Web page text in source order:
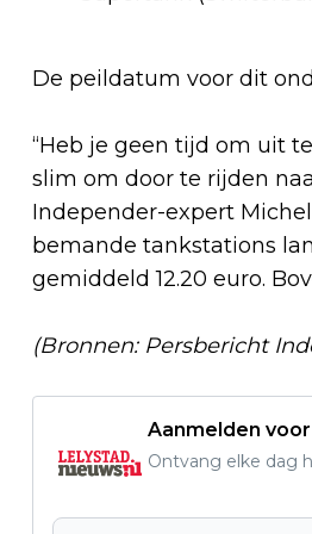
De peildatum voor dit
“Heb je geen tijd om uit
slim om door te rijden
Independer-expert
bemande tankstations
gemiddeld 12.20 euro.
(Bronnen: Persbericht
Aanmelden
Ontvang elke dag